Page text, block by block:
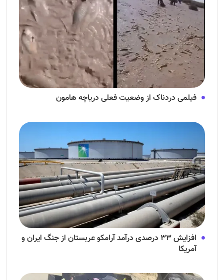
فیلمی دردناک از وضعیت فعلی دریاچه هامون
افزایش ۳۳ درصدی درآمد آرامکو عربستان از جنگ ایران و
آمریکا